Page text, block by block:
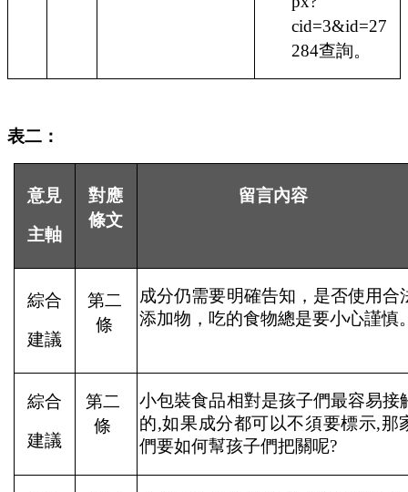
cid=3&id=27
284查詢。
表二：
意見
主軸
對應
條文
留言內容
綜合
建議
第二
條
成分仍需要明確告知，是否使用合
添加物，吃的食物總是要小心謹慎
綜合
建議
第二
條
小包裝食品相對是孩子們最容易接
的,如果成分都可以不須要標示,那
們要如何幫孩子們把關呢?